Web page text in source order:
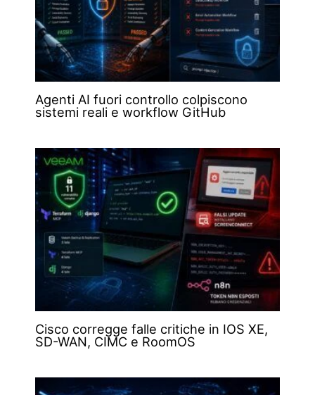
Agenti AI fuori controllo colpiscono
sistemi reali e workflow GitHub
Cisco corregge falle critiche in IOS XE,
SD-WAN, CIMC e RoomOS